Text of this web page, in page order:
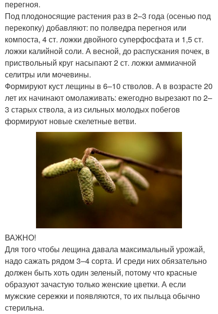
перегноя.
Под плодоносящие растения раз в 2–3 года (осенью под
перекопку) добавляют: по полведра перегноя или
компоста, 4 ст. ложки двойного суперфосфата и 1,5 ст.
ложки калийной соли. А весной, до распускания почек, в
приствольный круг насыпают 2 ст. ложки аммиачной
селитры или мочевины.
Формируют куст лещины в 6–10 стволов. А в возрасте 20
лет их начинают омолаживать: ежегодно вырезают по 2–
3 старых ствола, а из сильных молодых побегов
формируют новые скелетные ветви.
ВАЖНО!
Для того чтобы лещина давала максимальный урожай,
надо сажать рядом 3–4 сорта. И среди них обязательно
должен быть хоть один зеленый, потому что красные
образуют зачастую только женские цветки. А если
мужские сережки и появляются, то их пыльца обычно
стерильна.